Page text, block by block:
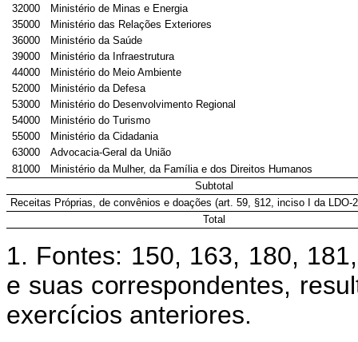
32000
Ministério de Minas e Energia
35000
Ministério das Relações Exteriores
36000
Ministério da Saúde
39000
Ministério da Infraestrutura
44000
Ministério do Meio Ambiente
52000
Ministério da Defesa
53000
Ministério do Desenvolvimento Regional
54000
Ministério do Turismo
55000
Ministério da Cidadania
63000
Advocacia-Geral da União
81000
Ministério da Mulher, da Família e dos Direitos Humanos
Subtotal
Receitas Próprias, de convênios e doações (art. 59, §12, inciso I da LDO-
Total
1. Fontes: 150, 163, 180,
e suas correspondentes,
exercícios anteriores.